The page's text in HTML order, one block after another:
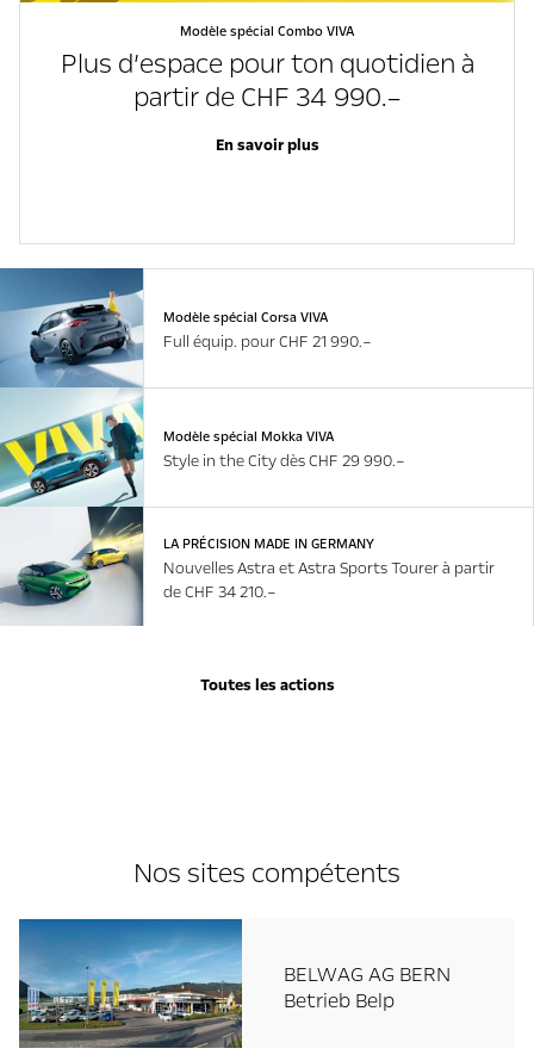
Modèle spécial Combo VIVA
Plus d’espace pour ton quotidien à
partir de CHF 34 990.–
En savoir plus
Modèle spécial Corsa VIVA
Full équip. pour CHF 21 990.–
Modèle spécial Mokka VIVA
Style in the City dès CHF 29 990.–
LA PRÉCISION MADE IN GERMANY
Nouvelles Astra et Astra Sports Tourer à partir
de CHF 34 210.–
Toutes les actions
Nos sites compétents
BELWAG AG BERN
Betrieb Belp